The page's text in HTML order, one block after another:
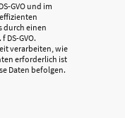
GVO und im
durch einen
DS-GVO.
verarbeiten, wie
erforderlich ist
Daten befolgen.